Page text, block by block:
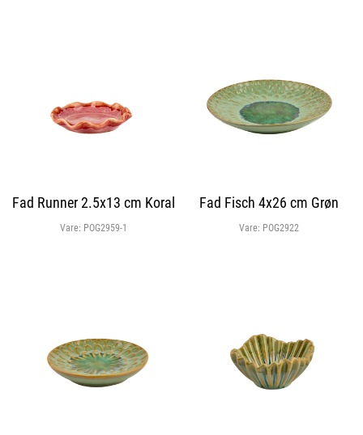
Fad Runner 2.5x13 cm Koral
Vare: POG2959-1
Fad Fisch 4x26 cm Grøn
Vare: POG2922